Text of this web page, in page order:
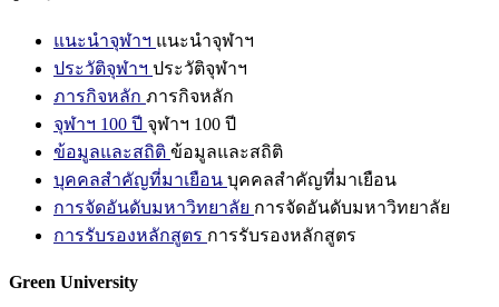
แนะนำจุฬาฯ แนะนำจุฬาฯ
ประวัติจุฬาฯ ประวัติจุฬาฯ
ภารกิจหลัก ภารกิจหลัก
จุฬาฯ 100 ปี จุฬาฯ 100 ปี
ข้อมูลและสถิติ ข้อมูลและสถิติ
บุคคลสำคัญที่มาเยือน บุคคลสำคัญที่มาเยือน
การจัดอันดับมหาวิทยาลัย การจัดอันดับมหาวิทยาลัย
การรับรองหลักสูตร การรับรองหลักสูตร
Green University